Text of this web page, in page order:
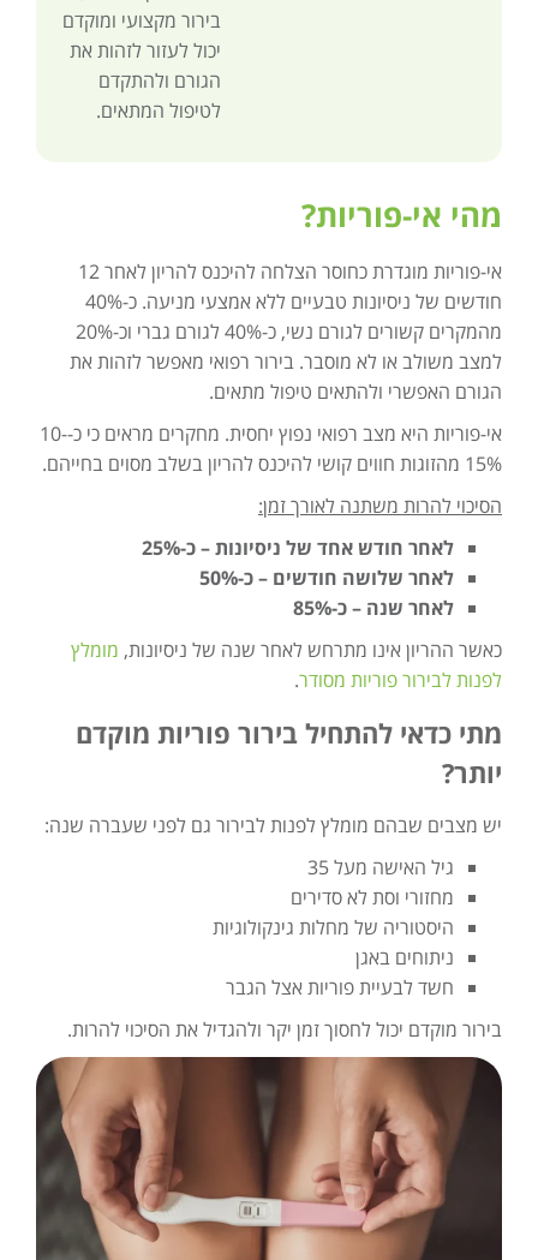
בירור מקצועי ומוקדם
יכול לעזור לזהות את
הגורם ולהתקדם
לטיפול המתאים.
מהי אי-פוריות?
אי-פוריות מוגדרת כחוסר הצלחה להיכנס להריון לאחר 12
חודשים של ניסיונות טבעיים ללא אמצעי מניעה. כ-40%
מהמקרים קשורים לגורם נשי, כ-40% לגורם גברי וכ-20%
למצב משולב או לא מוסבר. בירור רפואי מאפשר לזהות את
הגורם האפשרי ולהתאים טיפול מתאים.
אי-פוריות היא מצב רפואי נפוץ יחסית. מחקרים מראים כי כ-10-
15% מהזוגות חווים קושי להיכנס להריון בשלב מסוים בחייהם.
הסיכוי להרות משתנה לאורך זמן:
לאחר חודש אחד של ניסיונות – כ-25%
לאחר שלושה חודשים – כ-50%
לאחר שנה – כ-85%
כאשר ההריון אינו מתרחש לאחר שנה של ניסיונות, מומלץ
לפנות לבירור פוריות מסודר.
מתי כדאי להתחיל בירור פוריות מוקדם
יותר?
יש מצבים שבהם מומלץ לפנות לבירור גם לפני שעברה שנה:
גיל האישה מעל 35
מחזורי וסת לא סדירים
היסטוריה של מחלות גינקולוגיות
ניתוחים באגן
חשד לבעיית פוריות אצל הגבר
בירור מוקדם יכול לחסוך זמן יקר ולהגדיל את הסיכוי להרות.